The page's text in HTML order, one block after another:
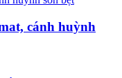
cánh huỳnh